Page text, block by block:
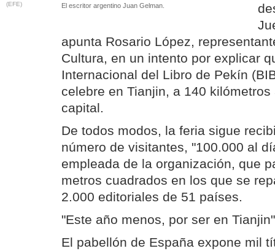
(EFE) El escritor argentino Juan Gelman.
apunta Rosario López,
Cultura, en un intento por explicar
Internacional del Libro de Pekín
celebre en Tianjin, a 140
capital.
De todos modos, la feria sigue
número de visitantes, "100.000 al
empleada de la organización, que
metros cuadrados en los que se
2.000 editoriales de 51 países.
"Este año menos, por ser en
El pabellón de España expone mil